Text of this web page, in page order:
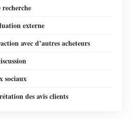
externe
avec d’autres acheteurs
sociaux
des avis clients